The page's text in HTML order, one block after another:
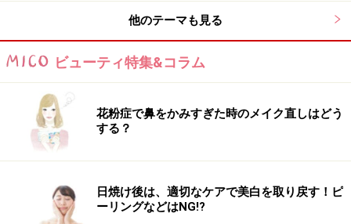
時間、少なくとも20分以上水中ウォーキングが
継続する時間になるように調整すべきだと思わ
れます。
出典： 水中ウォーキングの効率のよい時間帯
水中ウォーキングによる消費カロリーの算
出の仕方
水中ウォーキングで、体重1kgが1分間に消費するカロリ
他のテーマも見る
ビューティ特集&コラム
花粉症で鼻をかみすぎた時のメイク直しはどう
する？
日焼け後は、適切なケアで美白を取り戻す！ピ
ーリングなどはNG!?